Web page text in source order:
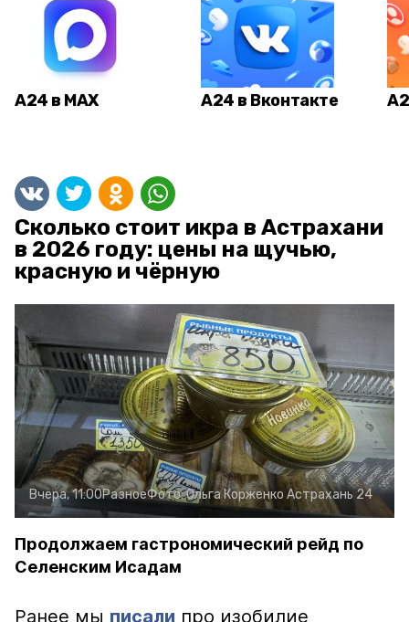
А24 в MAX А24 в Вконтакте
Сколько стоит икра в Астрахани
в 2026 году: цены на щучью,
красную и чёрную
Вчера, 11:00РазноеФото:Ольга Корженко Астрахань 24
Продолжаем гастрономический рейд по
Селенским Исадам
Ранее мы писали про изобилие